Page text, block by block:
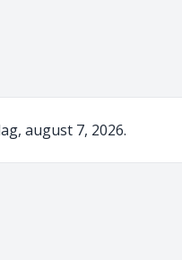
august 7, 2026.